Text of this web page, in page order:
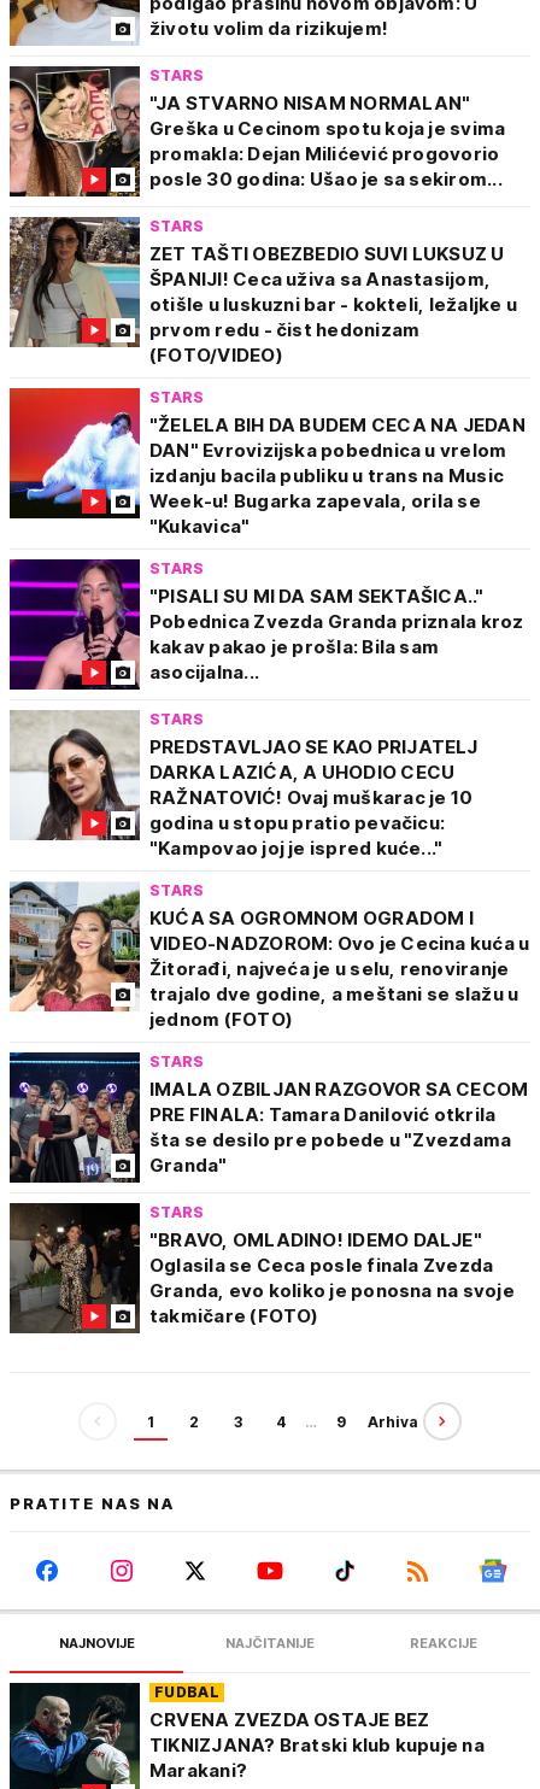
životu volim da rizikujem!
STARS
"JA STVARNO NISAM NORMALAN"
Greška u Cecinom spotu koja je svima
promakla: Dejan Milićević progovorio
posle 30 godina: Ušao je sa sekirom...
STARS
ZET TAŠTI OBEZBEDIO SUVI LUKSUZ U
ŠPANIJI! Ceca uživa sa Anastasijom,
otišle u luskuzni bar - kokteli, ležaljke u
prvom redu - čist hedonizam
(FOTO/VIDEO)
STARS
"ŽELELA BIH DA BUDEM CECA NA JEDAN
DAN" Evrovizijska pobednica u vrelom
izdanju bacila publiku u trans na Music
Week-u! Bugarka zapevala, orila se
"Kukavica"
STARS
"PISALI SU MI DA SAM SEKTAŠICA.."
Pobednica Zvezda Granda priznala kroz
kakav pakao je prošla: Bila sam
asocijalna...
STARS
PREDSTAVLJAO SE KAO PRIJATELJ
DARKA LAZIĆA, A UHODIO CECU
RAŽNATOVIĆ! Ovaj muškarac je 10
godina u stopu pratio pevačicu:
"Kampovao joj je ispred kuće..."
STARS
KUĆA SA OGROMNOM OGRADOM I
VIDEO-NADZOROM: Ovo je Cecina kuća u
Žitorađi, najveća je u selu, renoviranje
trajalo dve godine, a meštani se slažu u
jednom (FOTO)
STARS
IMALA OZBILJAN RAZGOVOR SA CECOM
PRE FINALA: Tamara Danilović otkrila
šta se desilo pre pobede u "Zvezdama
Granda"
STARS
"BRAVO, OMLADINO! IDEMO DALJE"
Oglasila se Ceca posle finala Zvezda
Granda, evo koliko je ponosna na svoje
takmičare (FOTO)
1 2 3 4 … 9 Arhiva
PRATITE NAS NA
NAJNOVIJE NAJČITANIJE REAKCIJE
FUDBAL
CRVENA ZVEZDA OSTAJE BEZ
TIKNIZJANA? Bratski klub kupuje na
Marakani?